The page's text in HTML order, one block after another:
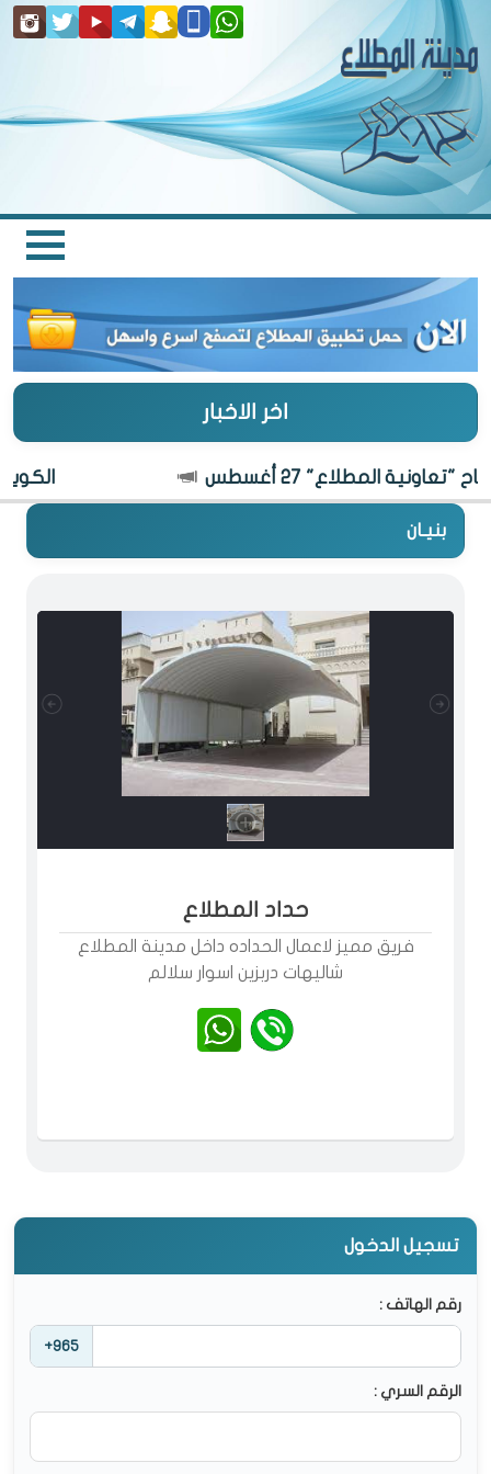
اخر الاخبار
المطلاع" 27 أغسطس
بنيـان
حداد المطلاع
فريق مميز لاعمال الحداده داخل مدينة المطلاع
شاليهات دربزين اسوار سلالم
تسجيل الدخول
رقم الهاتف :
+965
الرقم السري :